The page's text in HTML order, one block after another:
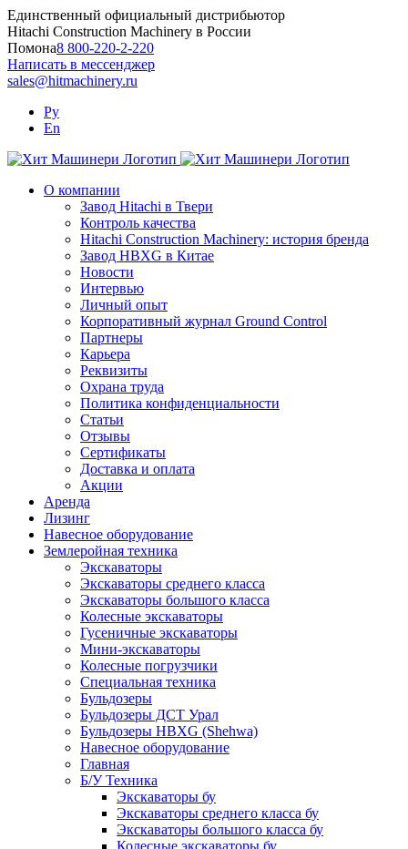
Skip
to
content
Единственный официальный дистрибьютор
Hitachi Construction Machinery в России
Помона8 800-220-2-220
Написать в мессенджер
sales@hitmachinery.ru
Ру
En
О компании
Завод Hitachi в Твери
Контроль качества
Hitachi Construction Machinery: история бренда
Завод HBXG в Китае
Новости
Интервью
Личный опыт
Корпоративный журнал Ground Control
Партнеры
Карьера
Реквизиты
Охрана труда
Политика конфиденциальности
Статьи
Отзывы
Сертификаты
Доставка и оплата
Акции
Аренда
Лизинг
Навесное оборудование
Землеройная техника
Экскаваторы
Экскаваторы среднего класса
Экскаваторы большого класса
Колесные экскаваторы
Гусеничные экскаваторы
Мини-экскаваторы
Колесные погрузчики
Специальная техника
Бульдозеры
Бульдозеры ДСТ Урал
Бульдозеры HBXG (Shehwa)
Навесное оборудование
Главная
Б/У Техника
Экскаваторы бу
Экскаваторы среднего класса бу
Экскаваторы большого класса бу
Колесные экскаваторы бу